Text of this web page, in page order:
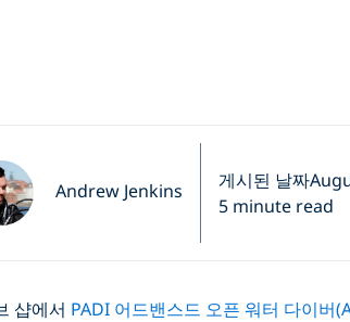
Andrew Jenkins
게시된 날짜
5 minute read
샵에서 PADI 어드밴스드 오픈 워터 다이버